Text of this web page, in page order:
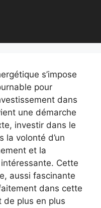
s’impose
pour
dans
une démarche
investir dans le
la volonté d’un
et la
Cette
aussi fascinante
dans cette
de plus en plus